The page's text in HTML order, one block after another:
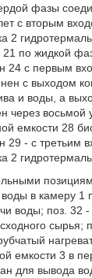
фазы
с вторым
2
21 по жидкой
24 с первым
с выходом
и воды, а
через
емкости 28
29 - с третьим
2
в камеру 1
воды; поз. 32
сырья;
емкости 3 в
для вывода